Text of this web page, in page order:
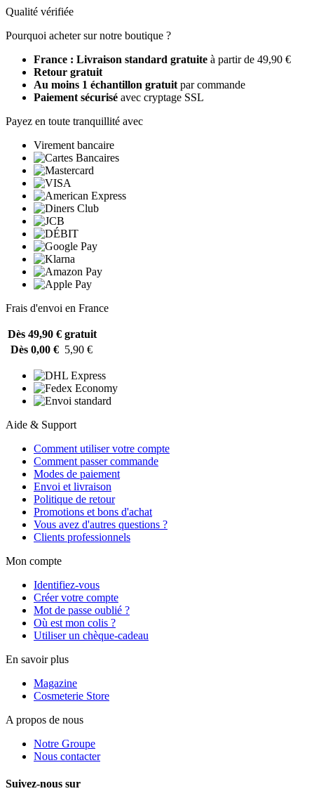
Qualité vérifiée
Pourquoi acheter sur notre boutique ?
France : Livraison standard gratuite à partir de 49,90 €
Retour gratuit
Au moins 1 échantillon gratuit par commande
Paiement sécurisé avec cryptage SSL
Payez en toute tranquillité avec
Virement bancaire
Frais d'envoi en France
Dès 49,90 € gratuit
Dès 0,00 € 5,90 €
Aide & Support
Comment utiliser votre compte
Comment passer commande
Modes de paiement
Envoi et livraison
Politique de retour
Promotions et bons d'achat
Vous avez d'autres questions ?
Clients professionnels
Mon compte
Identifiez-vous
Créer votre compte
Mot de passe oublié ?
Où est mon colis ?
Utiliser un chèque-cadeau
En savoir plus
Magazine
Cosmeterie Store
A propos de nous
Notre Groupe
Nous contacter
Suivez-nous sur